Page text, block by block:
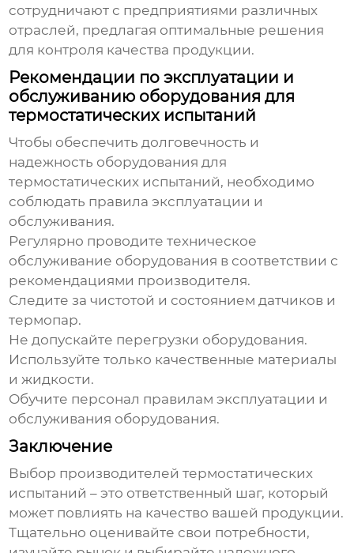
сотрудничают с предприятиями различных
отраслей, предлагая оптимальные решения
для контроля качества продукции.
Рекомендации по эксплуатации и
обслуживанию оборудования для
термостатических испытаний
Чтобы обеспечить долговечность и
надежность оборудования для
термостатических испытаний, необходимо
соблюдать правила эксплуатации и
обслуживания.
Регулярно проводите техническое
обслуживание оборудования в соответствии с
рекомендациями производителя.
Следите за чистотой и состоянием датчиков и
термопар.
Не допускайте перегрузки оборудования.
Используйте только качественные материалы
и жидкости.
Обучите персонал правилам эксплуатации и
обслуживания оборудования.
Заключение
Выбор производителей термостатических
испытаний – это ответственный шаг, который
может повлиять на качество вашей продукции.
Тщательно оценивайте свои потребности,